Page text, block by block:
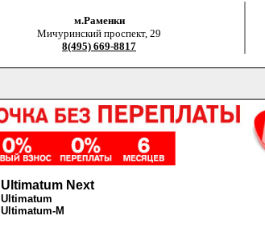
м.Раменки
Мичуринский проспект, 29
8(495) 669-8817
Ultimatum Next
Ultimatum
Ultimatum-M